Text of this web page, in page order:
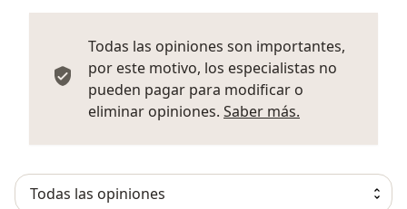
Todas las opiniones son importantes,
por este motivo, los especialistas no
pueden pagar para modificar o
eliminar opiniones. Saber más.